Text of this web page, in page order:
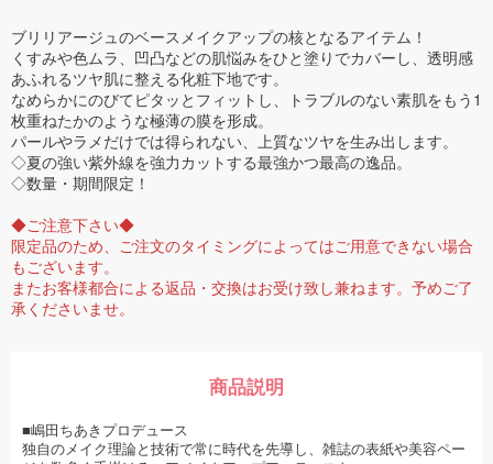
ブリリアージュのベースメイクアップの核となるアイテム！
くすみや色ムラ、凹凸などの肌悩みをひと塗りでカバーし、透明感
あふれるツヤ肌に整える化粧下地です。
なめらかにのびてピタッとフィットし、トラブルのない素肌をもう1
枚重ねたかのような極薄の膜を形成。
パールやラメだけでは得られない、上質なツヤを生み出します。
◇夏の強い紫外線を強力カットする最強かつ最高の逸品。
◇数量・期間限定！
◆ご注意下さい◆
限定品のため、ご注文のタイミングによってはご用意できない場合
もございます。
またお客様都合による返品・交換はお受け致し兼ねます。予めご了
承くださいませ。
商品説明
■嶋田ちあきプロデュース
独自のメイク理論と技術で常に時代を先導し、雑誌の表紙や美容ペー